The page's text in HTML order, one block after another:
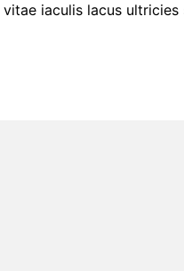
iaculis lacus ultricies